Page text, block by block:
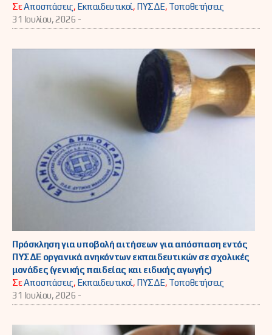
ΣεΑποσπάσεις, Εκπαιδευτικοί, ΠΥΣΔΕ, Τοποθετήσεις
31 Ιουλίου, 2026 -
Πρόσκληση για υποβολή αιτήσεων για απόσπαση εντός
ΠΥΣΔΕ οργανικά ανηκόντων εκπαιδευτικών σε σχολικές
μονάδες (γενικής παιδείας και ειδικής αγωγής)
ΣεΑποσπάσεις, Εκπαιδευτικοί, ΠΥΣΔΕ, Τοποθετήσεις
31 Ιουλίου, 2026 -